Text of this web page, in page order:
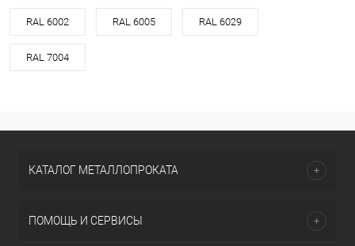
RAL 6002 RAL 6005 RAL 6029
RAL 7004
КАТАЛОГ МЕТАЛЛОПРОКАТА
ПОМОЩЬ И СЕРВИСЫ